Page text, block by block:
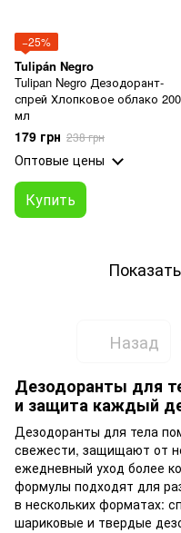
−25%
Tulipán Negro
Tulipan Negro Дезодорант-
спрей Хлопковое облако 200
мл
179 грн 238 грн
Оптовые цены
Купить
Назад
Дезодоранты для
и защита каждый
Дезодоранты для тела
свежести, защищают от
ежедневный уход более
формулы подходят для
в нескольких форматах:
шариковые и твердые